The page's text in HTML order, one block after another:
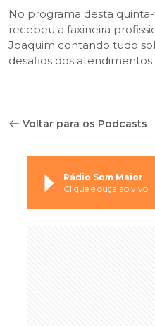
No programa desta quinta-
recebeu a faxineira
Joaquim contando tudo
desafios dos atendimentos
Voltar para os Podcasts
Rádio Som Maior
Clique e ouça ao vivo